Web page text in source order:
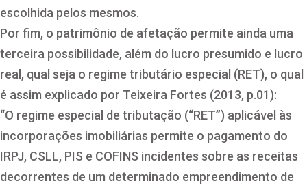
escolhida pelos mesmos.
Por fim, o patrimônio de afetação permite ainda uma
terceira possibilidade, além do lucro presumido e lucro
real, qual seja o regime tributário especial (RET), o qual
é assim explicado por Teixeira Fortes (2013, p.01):
“O regime especial de tributação (“RET”) aplicável às
incorporações imobiliárias permite o pagamento do
IRPJ, CSLL, PIS e COFINS incidentes sobre as receitas
decorrentes de um determinado empreendimento de